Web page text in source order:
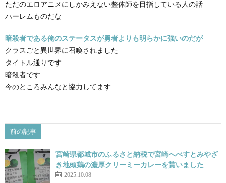
ただのエロアニメにしかみえない整体師を目指している人の話
ハーレムものだな
暗殺者である俺のステータスが勇者よりも明らかに強いのだが
クラスごと異世界に召喚されました
タイトル通りです
暗殺者です
今のところみんなと協力してます
前の記事
宮崎県都城市のふるさと納税で宮崎へべすとみやざ
き地頭鶏の濃厚クリーミーカレーを貰いました
2025.10.08